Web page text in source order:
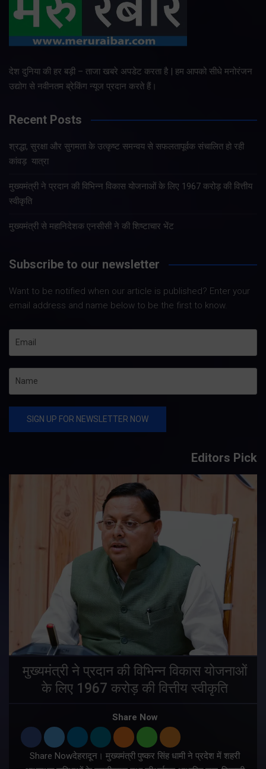
देश दुनिया की हर बड़ी – ताजा खबरे अपडेट करता है | हम आपको सीधे मनोरंजन
उद्योग से नवीनतम ब्रेकिंग न्यूज प्रदान करते हैं।
Recent Posts
श्रद्धा, सुरक्षा और सुगमता के उत्कृष्ट समन्वय से सफलतापूर्वक संचालित हो रही
कांवड़ यात्रा
मुख्यमंत्री ने प्रदान की विभिन्न विकास योजनाओं के लिए 1967 करोड़ की वित्तीय
स्वीकृति
मुख्यमंत्री से महानिदेशक एनसीसी ने की शिष्टाचार भेंट
Subscribe to our newsletter
Want to be notified when our article is published? Enter your
email address and name below to be the first to know.
Editors Pick
मुख्यमंत्री ने प्रदान की विभिन्न विकास योजनाओं
के लिए 1967 करोड़ की वित्तीय स्वीकृति
Share Now
Share Nowदेहरादून। मुख्यमंत्री पुष्कर सिंह धामी ने प्रदेश में शहरी